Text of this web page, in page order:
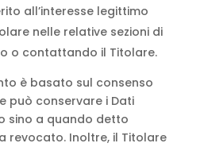
all’interesse legittimo
nelle relative sezioni di
o contattando il Titolare.
è basato sul consenso
può conservare i Dati
sino a quando detto
revocato. Inoltre, il Titolare